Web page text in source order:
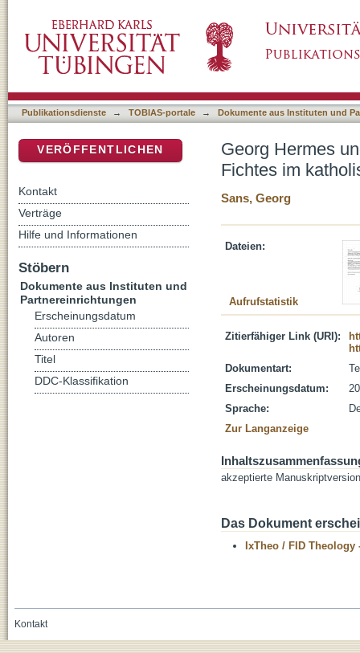
Denken des 19. Jahrhunderts
Publikationsdienste → TOBIAS-portale → Dokumente aus Instituten und
Georg Hermes
Fichtes im
Sans, Georg
Dateien:
Aufrufstatistik
Zitierfähiger Link (URI):
Dokumentart:
Erscheinungsdatum:
Sprache:
Zur Langanzeige
akzeptierte Manuskriptversion
Das Dokument
IxTheo / FID Theology
VERÖFFENTLICHEN
Kontakt
Verträge
Hilfe und Informationen
Stöbern
Dokumente aus Instituten und
Partnereinrichtungen
Erscheinungsdatum
Autoren
Titel
DDC-Klassifikation
Kontakt